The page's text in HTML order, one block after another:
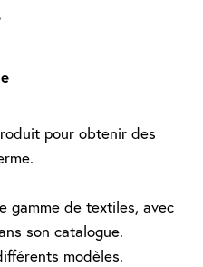
pour obtenir des
gamme de textiles, avec
son catalogue.
modèles.